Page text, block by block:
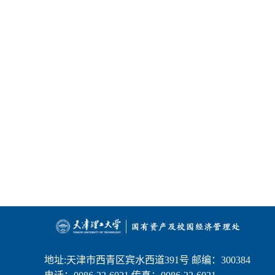
地址:天津市西青区宾水西道391号 邮编：300384